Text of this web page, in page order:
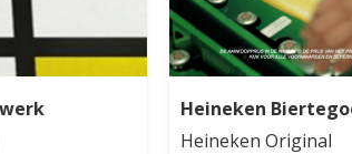
Heineken
Heineken Original